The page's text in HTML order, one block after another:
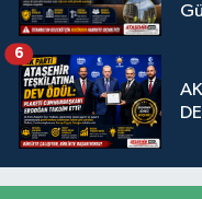
6